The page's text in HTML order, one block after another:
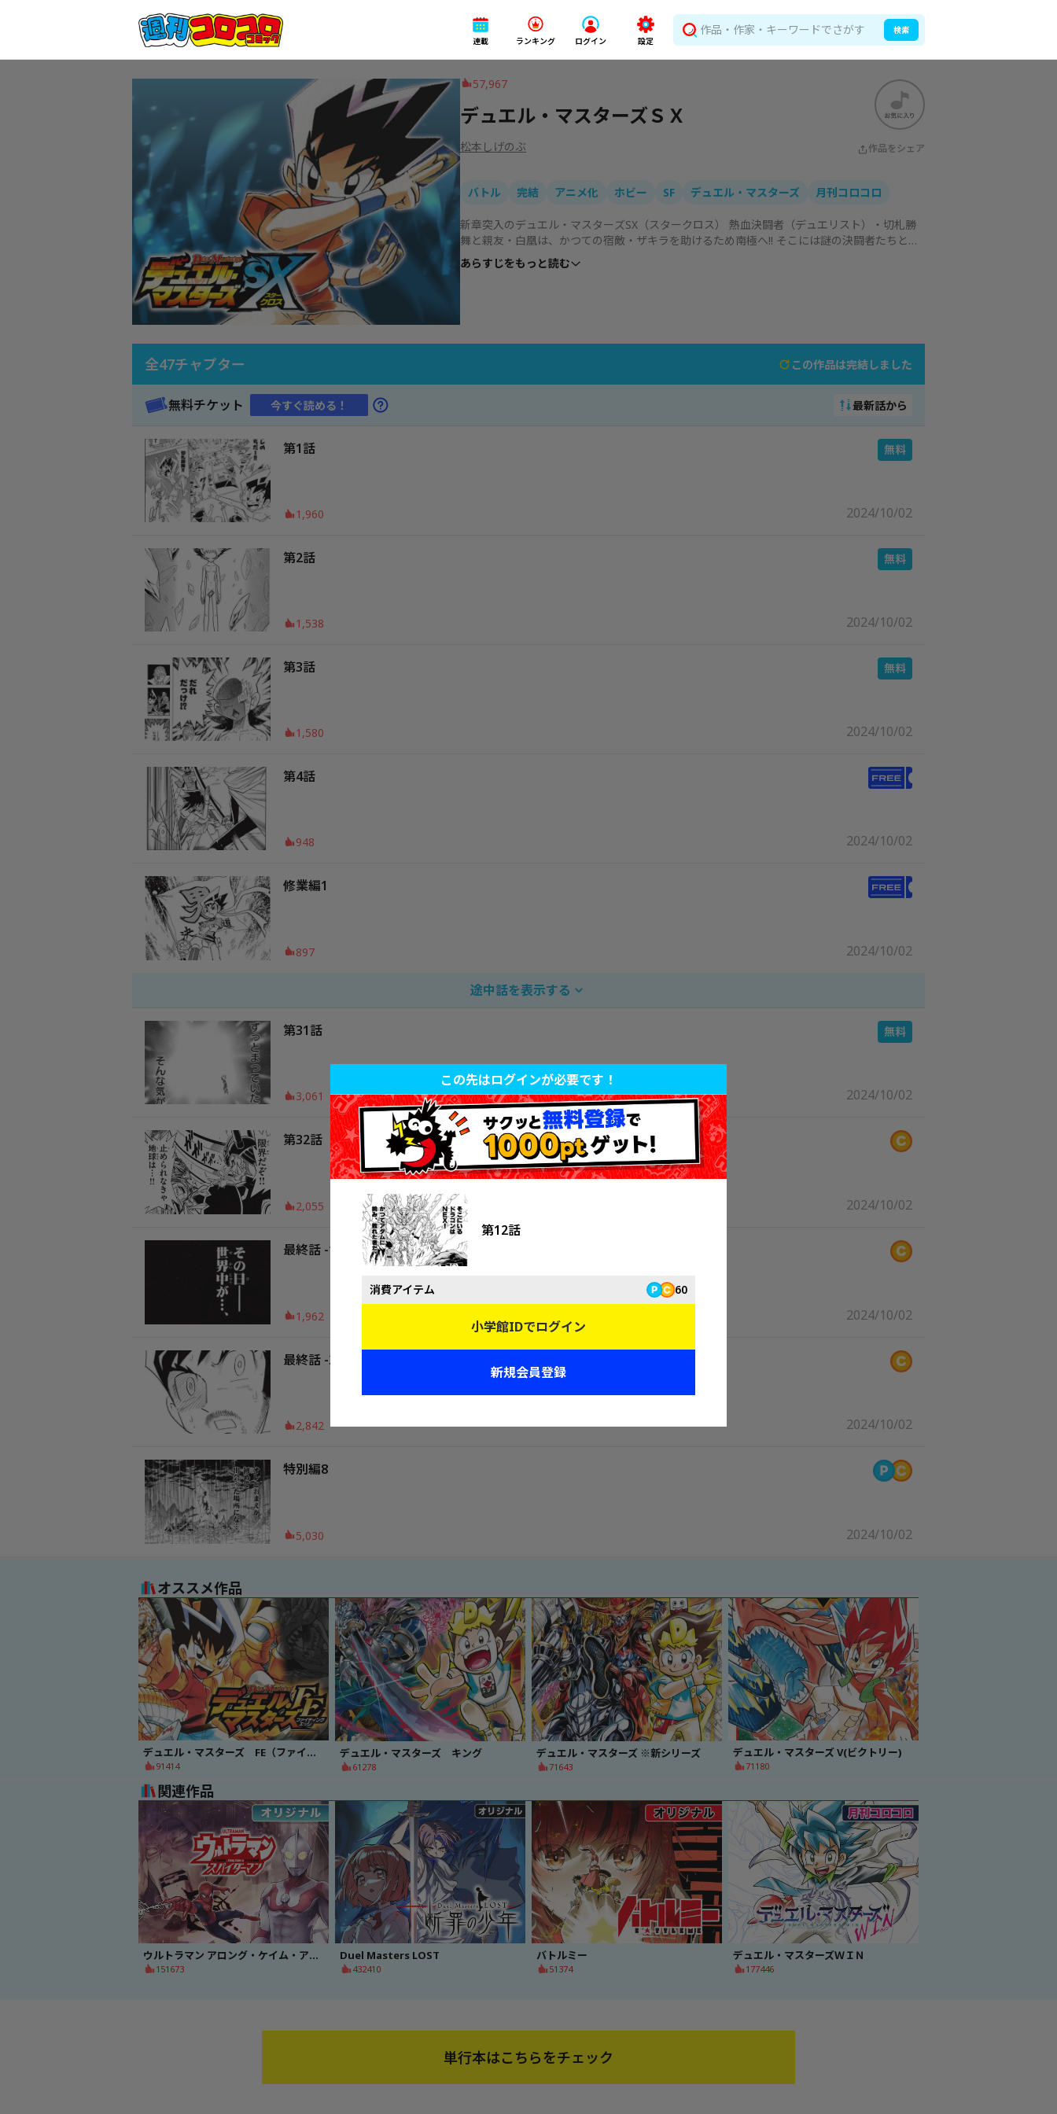
連載 ランキング ログイン 設定
検索
57,967
デュエル・マスターズＳＸ
松本しげのぶ 作品をシェア
バトル 完結 アニメ化 ホビー SF デュエル・マスターズ 月刊コロコロ
新章突入のデュエル・マスターズSX（スタークロス） 熱血決闘者（デュエリスト）・切札勝
舞と親友・白凰は、かつての宿敵・ザキラを助けるため南極へ!! そこには謎の決闘者たちと、
史上最強の決闘者と言われるアダムがいた。そして、勝舞の父・勝利までもが……!? 勝舞と白
凰、2人の闘いが再び始まる!! 怒涛の新展開を見のがすな!!
あらすじをもっと読む
全47チャプター この作品は完結しました
無料チケット 今すぐ読める！ 最新話から
第1話
1,960 2024/10/02
第2話
1,538 2024/10/02
第3話
1,580 2024/10/02
第4話
948 2024/10/02
修業編1
897 2024/10/02
途中話を表示する
第31話
3,061 2024/10/02
第32話
2,055 2024/10/02
最終話 -1
1,962 2024/10/02
最終話 -2
2,842 2024/10/02
特別編8
5,030 2024/10/02
この先はログインが必要です！
第12話
消費アイテム 60
小学館IDでログイン
新規会員登録
オススメ作品
デュエル・マスターズ FE（ファイティングエッジ）
91414
デュエル・マスターズ キング
61278
デュエル・マスターズ ※新シリーズ
71643
デュエル・マスターズ V(ビクトリー)
71180
関連作品
ウルトラマン アロング・ケイム・ア・スパイダーマン
151673
Duel Masters LOST
432410
バトルミー
51374
デュエル・マスターズＷＩＮ
177446
単行本はこちらをチェック